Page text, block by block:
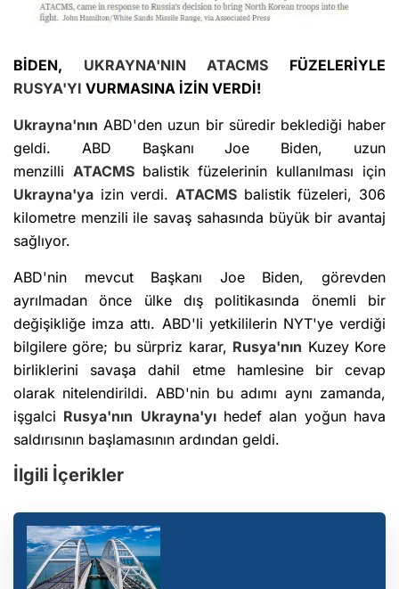
BİDEN, UKRAYNA'NIN ATACMS FÜZELERİYLE
RUSYA'YI VURMASINA İZİN VERDİ!
Ukrayna'nın ABD'den uzun bir süredir beklediği haber
geldi. ABD Başkanı Joe Biden, uzun
menzilli ATACMS balistik füzelerinin kullanılması için
Ukrayna'ya izin verdi. ATACMS balistik füzeleri, 306
kilometre menzili ile savaş sahasında büyük bir avantaj
sağlıyor.
ABD'nin mevcut Başkanı Joe Biden, görevden
ayrılmadan önce ülke dış politikasında önemli bir
değişikliğe imza attı. ABD'li yetkililerin NYT'ye verdiği
bilgilere göre; bu sürpriz karar, Rusya'nın Kuzey Kore
birliklerini savaşa dahil etme hamlesine bir cevap
olarak nitelendirildi. ABD'nin bu adımı aynı zamanda,
işgalci Rusya'nın Ukrayna'yıhedef alan yoğun hava
saldırısının başlamasının ardından geldi.
İlgili İçerikler